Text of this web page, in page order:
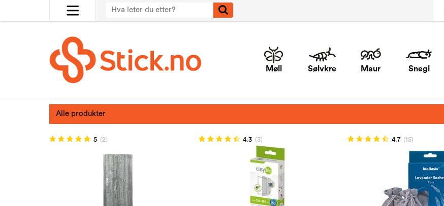
Møll Sølvkre Maur Snegl
Alle produkter
5 (2) 4.3 (3) 4.7 (15)